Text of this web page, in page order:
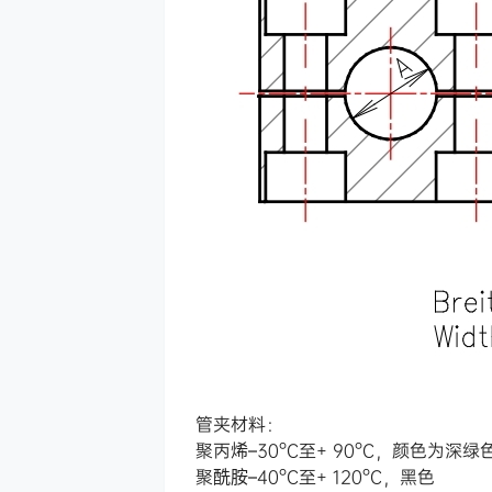
管夹材料：
聚丙烯–30°C至+ 90°C，颜色为深绿
聚酰胺–40°C至+ 120°C，黑色